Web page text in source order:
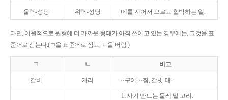
울력-성당 위력-성당 떼를 지어서 으르고 협박하는 일.
다만, 어원적으로 원형에 더 가까운 형태가 아직 쓰이고 있는 경우에는, 그것을 표
준어로 삼는다.(ㄱ을 표준어로 삼고, ㄴ을 버림.)
ㄱ ㄴ 비고
갈비 가리 ~구이, ~찜, 갈빗-대.
1. 사기 만드는 물레 밑 고리.